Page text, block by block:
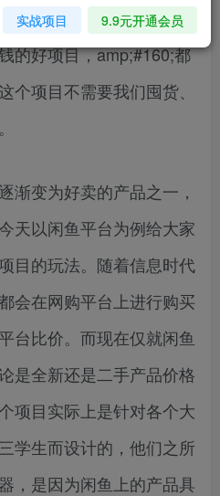
的好项目，amp;#160;都
个项目不需要我们囤货、
渐变为好卖的产品之一，
天以闲鱼平台为例给大家
目的玩法。随着信息时代
会在网购平台上进行购买
台比价。而现在仅就闲鱼
是全新还是二手产品价格
项目实际上是针对各个大
学生而设计的，他们之所
，是因为闲鱼上的产品具
实战项目 9.9元开通会员